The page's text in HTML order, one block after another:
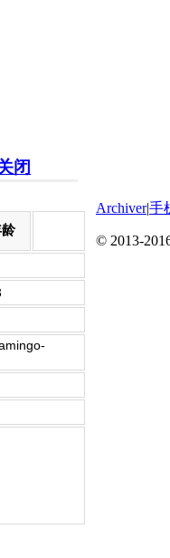
闭
Archiver|手
© 2013-